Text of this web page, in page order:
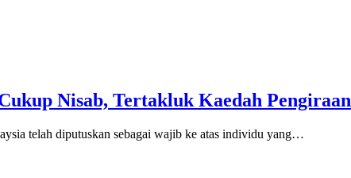
Nisab, Tertakluk Kaedah Pengiraan
telah diputuskan sebagai wajib ke atas individu yang…